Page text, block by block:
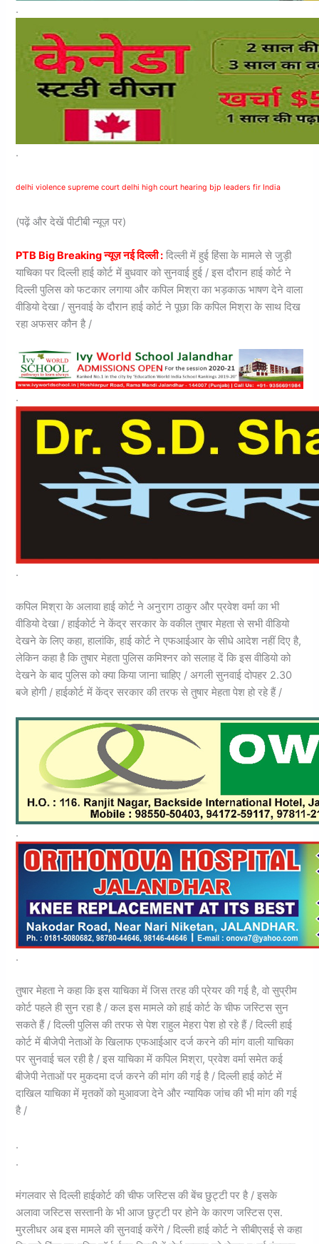
.
.
delhi violence supreme court delhi high court hearing bjp leaders fir India
(पढ़ें और देखें पीटीबी न्यूज़ पर)
PTB Big Breaking न्यूज़ नई दिल्ली : दिल्ली में हुई हिंसा के मामले से जुड़ी
याचिका पर दिल्ली हाई कोर्ट में बुधवार को सुनवाई हुई / इस दौरान हाई कोर्ट ने
दिल्ली पुलिस को फटकार लगाया और कपिल मिश्रा का भड़काऊ भाषण देने वाला
वीडियो देखा / सुनवाई के दौरान हाई कोर्ट ने पूछा कि कपिल मिश्रा के साथ दिख
रहा अफसर कौन है /
.
.
कपिल मिश्रा के अलावा हाई कोर्ट ने अनुराग ठाकुर और प्रवेश वर्मा का भी
वीडियो देखा / हाईकोर्ट ने केंद्र सरकार के वकील तुषार मेहता से सभी वीडियो
देखने के लिए कहा, हालांकि, हाई कोर्ट ने एफआईआर के सीधे आदेश नहीं दिए है,
लेकिन कहा है कि तुषार मेहता पुलिस कमिश्नर को सलाह दें कि इस वीडियो को
देखने के बाद पुलिस को क्या किया जाना चाहिए / अगली सुनवाई दोपहर 2.30
बजे होगी / हाईकोर्ट में केंद्र सरकार की तरफ से तुषार मेहता पेश हो रहे हैं /
.
.
तुषार मेहता ने कहा कि इस याचिका में जिस तरह की प्रेयर की गई है, वो सुप्रीम
कोर्ट पहले ही सुन रहा है / कल इस मामले को हाई कोर्ट के चीफ जस्टिस सुन
सकते हैं / दिल्ली पुलिस की तरफ से पेश राहुल मेहरा पेश हो रहे हैं / दिल्ली हाई
कोर्ट में बीजेपी नेताओं के खिलाफ एफआईआर दर्ज करने की मांग वाली याचिका
पर सुनवाई चल रही है / इस याचिका में कपिल मिश्रा, प्रवेश वर्मा समेत कई
बीजेपी नेताओं पर मुकदमा दर्ज करने की मांग की गई है / दिल्ली हाई कोर्ट में
दाखिल याचिका में मृतकों को मुआवजा देने और न्यायिक जांच की भी मांग की गई
है /
.
.
मंगलवार से दिल्ली हाईकोर्ट की चीफ जस्टिस की बेंच छुट्टी पर है / इसके
अलावा जस्टिस सस्तानी के भी आज छुट्टी पर होने के कारण जस्टिस एस.
मुरलीधर अब इस मामले की सुनवाई करेंगे / दिल्ली हाई कोर्ट ने सीबीएसई से कहा